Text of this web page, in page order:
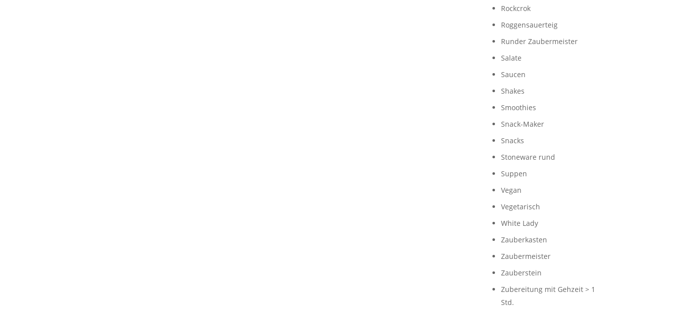
Rockcrok
Roggensauerteig
Runder Zaubermeister
Salate
Saucen
Shakes
Smoothies
Snack-Maker
Snacks
Stoneware rund
Suppen
Vegan
Vegetarisch
White Lady
Zauberkasten
Zaubermeister
Zauberstein
Zubereitung mit Gehzeit > 1
Std.